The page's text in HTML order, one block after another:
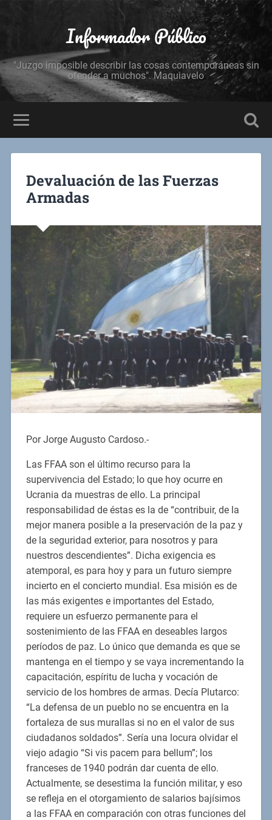
Informador Público
"Juzgo imposible describir las cosas contemporáneas sin
ofender a muchos". Maquiavelo
Devaluación de las Fuerzas
Armadas
Por Jorge Augusto Cardoso.-
Las FFAA son el último recurso para la
supervivencia del Estado; lo que hoy ocurre en
Ucrania da muestras de ello. La principal
responsabilidad de éstas es la de “contribuir, de la
mejor manera posible a la preservación de la paz y
de la seguridad exterior, para nosotros y para
nuestros descendientes”. Dicha exigencia es
atemporal, es para hoy y para un futuro siempre
incierto en el concierto mundial. Esa misión es de
las más exigentes e importantes del Estado,
requiere un esfuerzo permanente para el
sostenimiento de las FFAA en deseables largos
períodos de paz. Lo único que demanda es que se
mantenga en el tiempo y se vaya incrementando la
capacitación, espíritu de lucha y vocación de
servicio de los hombres de armas. Decía Plutarco:
“La defensa de un pueblo no se encuentra en la
fortaleza de sus murallas si no en el valor de sus
ciudadanos soldados”. Sería una locura olvidar el
viejo adagio “Si vis pacem para bellum”; los
franceses de 1940 podrán dar cuenta de ello.
Actualmente, se desestima la función militar, y eso
se refleja en el otorgamiento de salarios bajísimos
a las FFAA en comparación con otras funciones del